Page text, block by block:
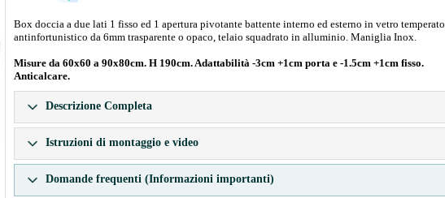
Box doccia a due lati 1 fisso ed 1 apertura pivotante battente interno ed esterno in vetro temperato
antinfortunistico da 6mm trasparente o opaco, telaio squadrato in alluminio. Maniglia Inox.
Misure da 60x60 a 90x80cm. H 190cm. Adattabilità -3cm +1cm porta e -1.5cm +1cm fisso.
Anticalcare.
Descrizione Completa
Istruzioni di montaggio e video
Domande frequenti (Informazioni importanti)